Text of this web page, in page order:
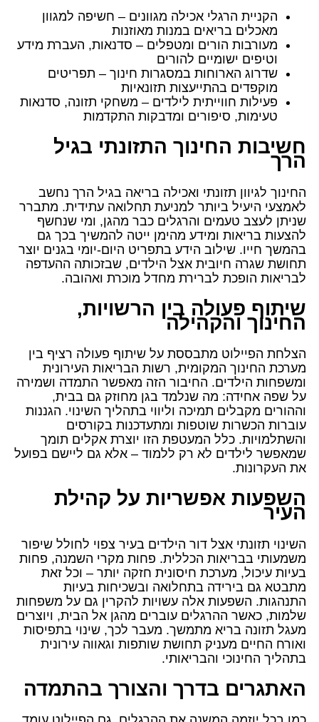
הקניית הרגלי אכילה מגוונים – חשיפה למגוון
מאכלים בריאים במנות מאוזנות
מעורבות הורים ומטפלים – סדנאות, העברת מידע
וטיפים ישומיים להורים
שדרוג הארוחות במסגרות חינוך – תפריטים
מוקפדים בהתייעצות תזונאיות
פעילות חווייתית לילדים – משחקי תזונה, סדנאות
טעימות, סיפורים ומדבקות התקדמות
חשיבות החינוך התזונתי בגיל
הרך
החינוך לגיוון תזונתי ואכילה בריאה בגיל הרך נחשב
לאמצעי היעיל ביותר למניעת תחלואה עתידית. מתברר
שניתן לעצב טעמים והרגלים כבר מהגן, ומי שנחשף
להצעות בריאות ומידע מהימן ייטה להמשיך בכך גם
בהמשך חייו. שילוב הידע בתפריט היום-יומי בגנים יוצר
תחושת שגרה חיובית אצל הילדים, שבזכותה ההעדפה
לבריאות הופכת לברירת מחדל מוכרת ואהובה.
שיתוף פעולה בין הרשויות,
החינוך והקהילה
הצלחת הפיילוט מתבססת על שיתוף פעולה רציף בין
מערכת החינוך המקומית, רשות הבריאות העירונית
ומשפחות הילדים. החיבור הזה מאפשר התמדה ושמירה
על שפה אחידה: מה שנלמד בגן מחוזק גם בבית,
וההורים מקבלים תמיכה וליווי בתהליך השינוי. הגננות
עוברות הכשרות שוטפות ומתעדכנות בקורסים
והשתלמויות. כלל המעטפת הזו יוצרת אקלים תומך
שמאפשר לילדים לא רק ללמוד – אלא גם ליישם בפועל
את העקרונות.
השפעות אפשריות על קהילת
העיר
השינוי תזונתי אצל דור הילדים בעיר צפוי לחולל שיפור
משמעותי בבריאות הכללית. פחות מקרי השמנה, פחות
בעיות עיכול, מערכת חיסונית חזקה יותר – וכל זאת
מתבטא גם בירידה בתחלואה ובשכיחות בעיות
התנהגות. השפעות אלה עשויות להקרין גם על משפחות
שלמות, כאשר ההרגלים עוברים מהגן אל הבית, ויוצרים
מעגל תזונה בריא מתמשך. מעבר לכך, שינוי בתפיסות
ואורח החיים מעניק תחושת שותפות וגאווה עירונית
בתהליך החינוכי והבריאותי.
האתגרים בדרך והצורך בהתמדה